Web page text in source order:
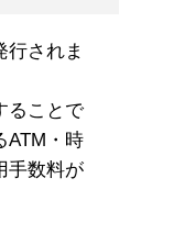
行されま
ることで
ATM・時
手数料が